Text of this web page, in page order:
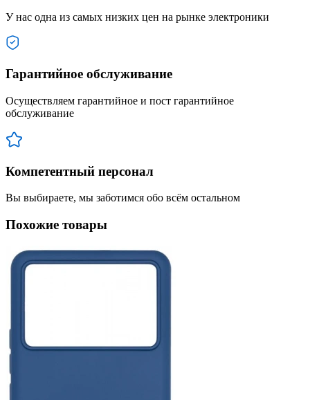
У нас одна из самых низких цен на рынке электроники
Гарантийное обслуживание
Осуществляем гарантийное и пост гарантийное
обслуживание
Компетентный персонал
Вы выбираете, мы заботимся обо всём остальном
Похожие товары